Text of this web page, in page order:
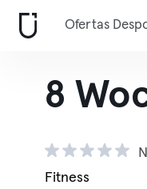
Ofertas
8
Fitness